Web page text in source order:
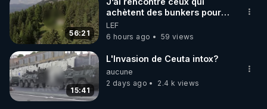
56:21
achètent des bunkers pour
survivre à la fin du monde
LEF
6 hours ago
59 views
15:41
L'Invasion de Ceuta intox?
aucune
2 days ago
2.4 k views